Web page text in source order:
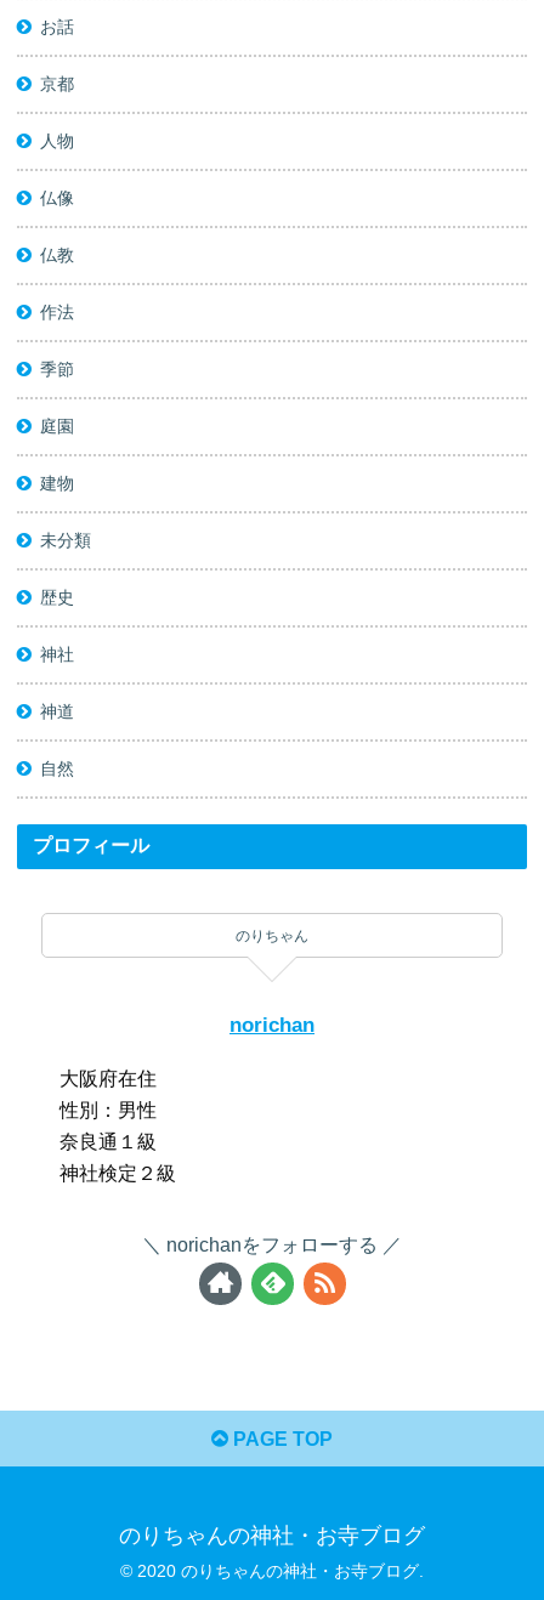
お話
京都
人物
仏像
仏教
作法
季節
庭園
建物
未分類
歴史
神社
神道
自然
プロフィール
のりちゃん
norichan
大阪府在住
性別：男性
奈良通１級
神社検定２級
norichanをフォローする
PAGE TOP
のりちゃんの神社・お寺ブログ
© 2020 のりちゃんの神社・お寺ブログ.